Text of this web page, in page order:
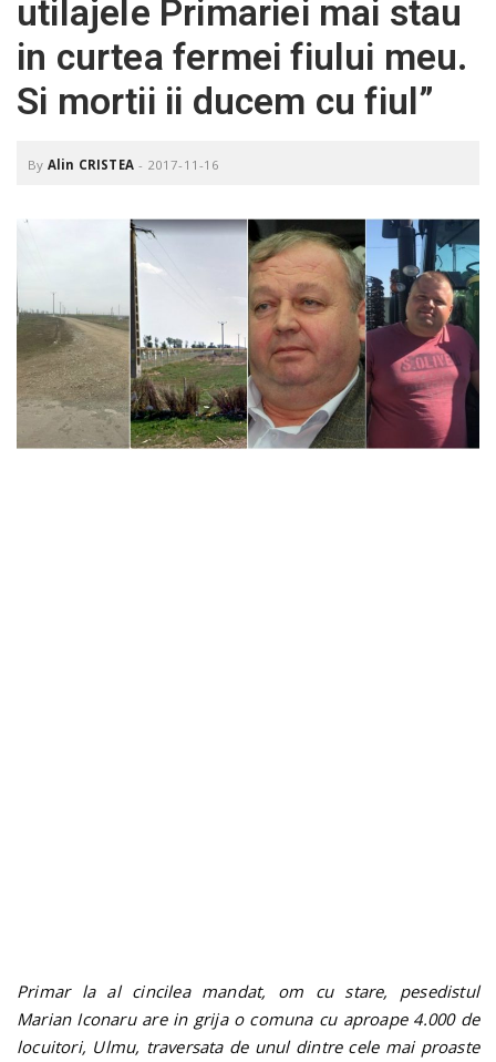
v
i
t
i
o
utilajele Primariei mai stau
in curtea fermei fiului meu.
Si mortii ii ducem cu fiul”
By Alin CRISTEA - 2017-11-16
Primar la al cincilea mandat, om cu stare, pesedistul
Marian Iconaru are in grija o comuna cu aproape 4.000 de
locuitori, Ulmu, traversata de unul dintre cele mai proaste